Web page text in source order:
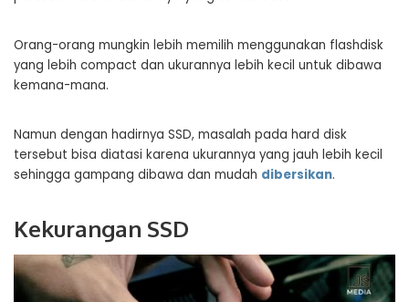
Orang-orang mungkin lebih memilih menggunakan flashdisk
yang lebih compact dan ukurannya lebih kecil untuk dibawa
kemana-mana.
Namun dengan hadirnya SSD, masalah pada hard disk
tersebut bisa diatasi karena ukurannya yang jauh lebih kecil
sehingga gampang dibawa dan mudah dibersikan.
Kekurangan SSD